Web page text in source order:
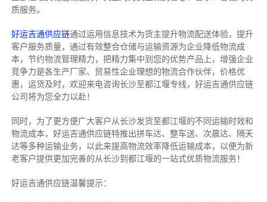
质服务。
好运吉通供应链通过运用信息技术为货主提升物流配送体验，提升
客户服务质量，通过有效整合仓储与运输资源为企业降低物流成
本，节约物流管理精力，把精力集中到您的优势产品上，增强企业
竞争力是各生产厂家、贸易性企业理想的物流合作伙伴，价格优
惠，运货及时，欢迎来电咨询长沙至都江堰专线，好运吉通供应链
公司将为您全力以赴！
同时，为了更方便广大客户从长沙发货至都江堰的不同运输时效和
物流成本，好运吉通供应链特推出拼车达、整车送、次晨达、隔天
达等多种运输业务，以此来提高物流效率降低运输成本，以便为新
老客户提供更加完善的从长沙到都江堰的一站式优质物流服务！
好运吉通供应链温馨提示：